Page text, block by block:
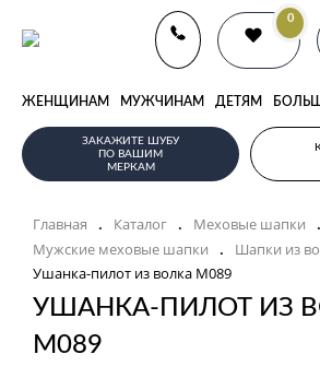
0
ЖЕНЩИНАМ МУЖЧИНАМ ДЕТЯМ
ЗАКАЖИТЕ ШУБУ
ПО ВАШИМ
МЕРКАМ
Главная . Каталог . Меховые шапки .
Мужские меховые шапки . Шапки из
Ушанка-пилот из волка M089
УШАНКА-ПИЛОТ ИЗ
M089